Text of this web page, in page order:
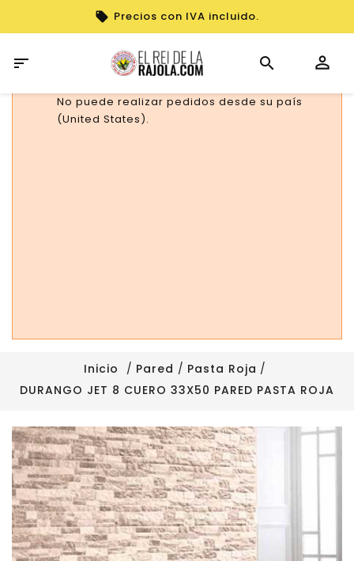
Precios con IVA incluido.

No puede realizar pedidos desde su país
(United States).
Inicio Pared
Pasta Roja
DURANGO JET 8 CUERO 33X50 PARED PASTA ROJA